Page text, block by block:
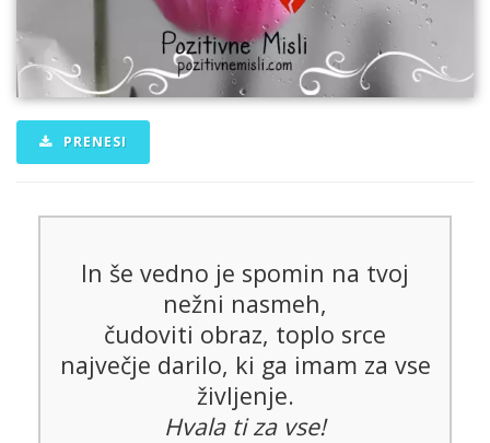
PRENESI
In še vedno je spomin na tvoj
nežni nasmeh,
čudoviti obraz, toplo srce
največje darilo, ki ga imam za vse
življenje.
Hvala ti za vse!